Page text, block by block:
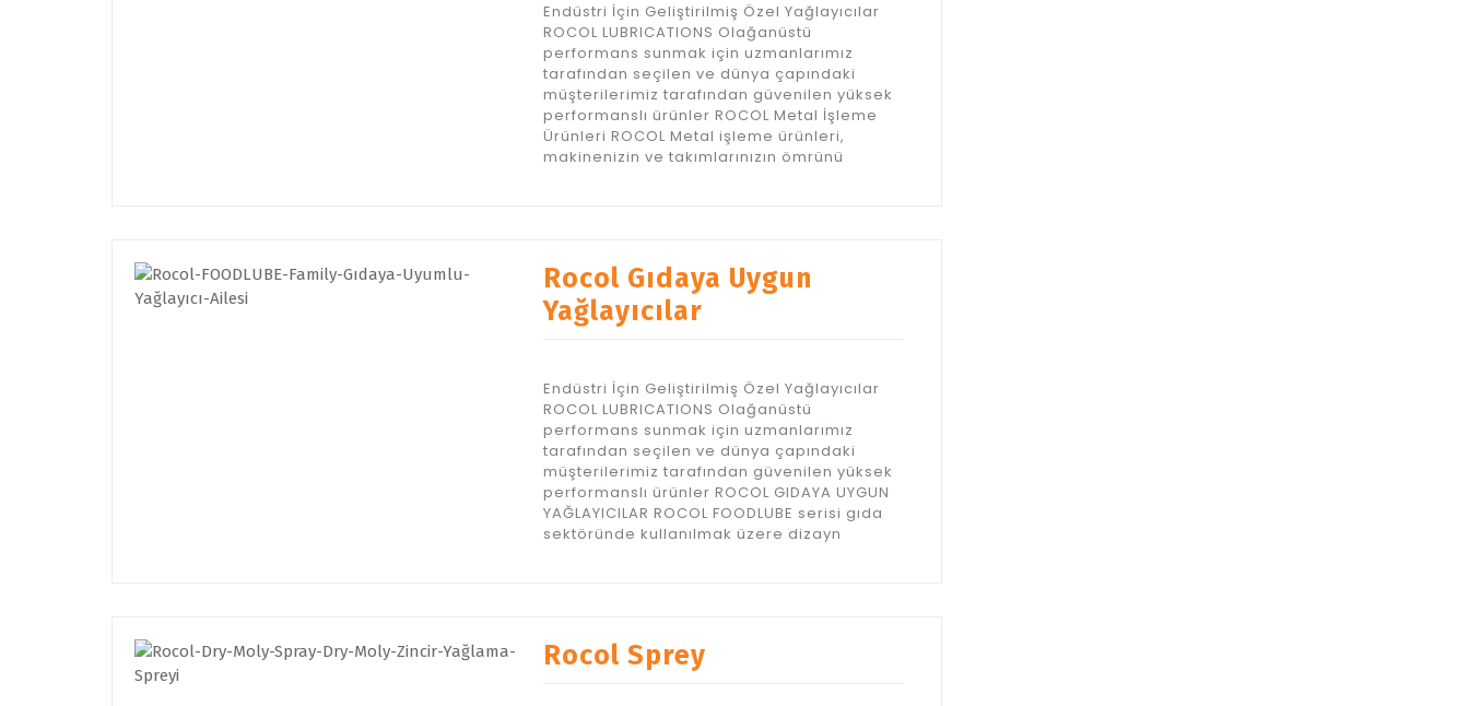
Endüstri İçin Geliştirilmiş Özel Yağlayıcılar
ROCOL LUBRICATIONS Olağanüstü
performans sunmak için uzmanlarımız
tarafından seçilen ve dünya çapındaki
müşterilerimiz tarafından güvenilen yüksek
performanslı ürünler ROCOL Metal İşleme
Ürünleri ROCOL Metal işleme ürünleri,
makinenizin ve takımlarınızın ömrünü
Rocol Gıdaya Uygun
Yağlayıcılar
Endüstri İçin Geliştirilmiş Özel Yağlayıcılar
ROCOL LUBRICATIONS Olağanüstü
performans sunmak için uzmanlarımız
tarafından seçilen ve dünya çapındaki
müşterilerimiz tarafından güvenilen yüksek
performanslı ürünler ROCOL GIDAYA UYGUN
YAĞLAYICILAR ROCOL FOODLUBE serisi gıda
sektöründe kullanılmak üzere dizayn
Rocol Sprey